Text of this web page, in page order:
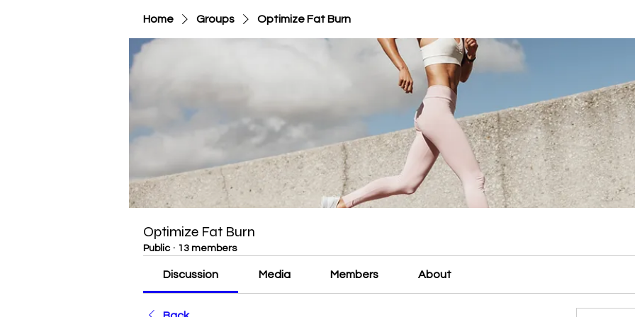
Home Groups Optimize Fat Burn
Optimize Fat Burn
Public · 13 members
Discussion Media Members About